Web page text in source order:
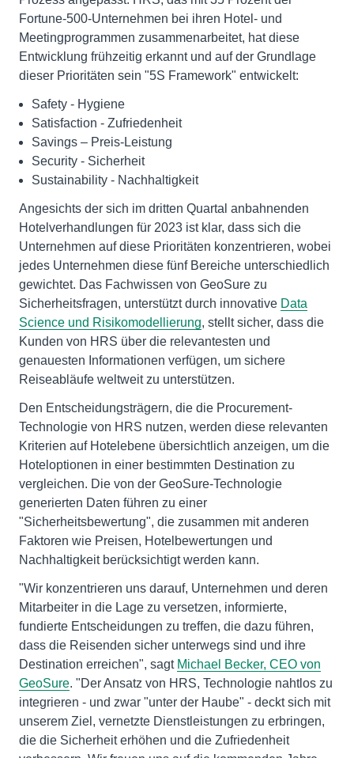
Fortune-500-Unternehmen bei ihren Hotel- und
Meetingprogrammen zusammenarbeitet, hat diese
Entwicklung frühzeitig erkannt und auf der Grundlage
dieser Prioritäten sein "5S Framework" entwickelt:
Safety - Hygiene
Satisfaction - Zufriedenheit
Savings – Preis-Leistung
Security - Sicherheit
Sustainability - Nachhaltigkeit
Angesichts der sich im dritten Quartal anbahnenden
Hotelverhandlungen für 2023 ist klar, dass sich die
Unternehmen auf diese Prioritäten konzentrieren, wobei
jedes Unternehmen diese fünf Bereiche unterschiedlich
gewichtet. Das Fachwissen von GeoSure zu
Sicherheitsfragen, unterstützt durch innovative Data
Science und Risikomodellierung, stellt sicher, dass die
Kunden von HRS über die relevantesten und
genauesten Informationen verfügen, um sichere
Reiseabläufe weltweit zu unterstützen.
Den Entscheidungsträgern, die die Procurement-
Technologie von HRS nutzen, werden diese relevanten
Kriterien auf Hotelebene übersichtlich anzeigen, um die
Hoteloptionen in einer bestimmten Destination zu
vergleichen. Die von der GeoSure-Technologie
generierten Daten führen zu einer
"Sicherheitsbewertung", die zusammen mit anderen
Faktoren wie Preisen, Hotelbewertungen und
Nachhaltigkeit berücksichtigt werden kann.
"Wir konzentrieren uns darauf, Unternehmen und deren
Mitarbeiter in die Lage zu versetzen, informierte,
fundierte Entscheidungen zu treffen, die dazu führen,
dass die Reisenden sicher unterwegs sind und ihre
Destination erreichen", sagt Michael Becker, CEO von
GeoSure. "Der Ansatz von HRS, Technologie nahtlos zu
integrieren - und zwar "unter der Haube" - deckt sich mit
unserem Ziel, vernetzte Dienstleistungen zu erbringen,
die die Sicherheit erhöhen und die Zufriedenheit